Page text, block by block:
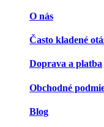
O nás
Často kladené
Doprava a platba
Obchodné
Blog